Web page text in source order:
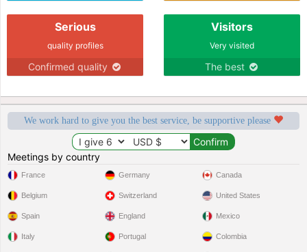
Serious
quality profiles
Confirmed quality
Visitors
Very visited
The best
We work hard to give you the best service, be supportive please
Meetings by country
France
Belgium
Spain
Italy
Germany
Switzerland
England
Portugal
Canada
United States
Mexico
Colombia